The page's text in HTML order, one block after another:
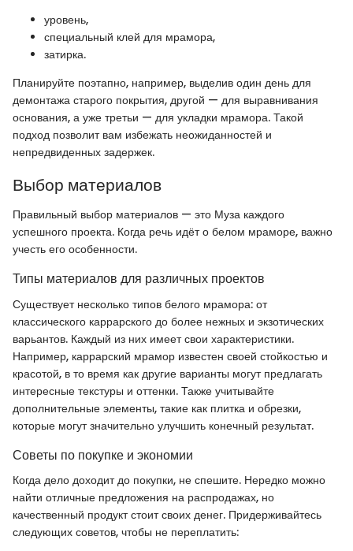
уровень,
специальный клей для мрамора,
затирка.
Планируйте поэтапно, например, выделив один день для
демонтажа старого покрытия, другой — для выравнивания
основания, а уже третьи — для укладки мрамора. Такой
подход позволит вам избежать неожиданностей и
непредвиденных задержек.
Выбор материалов
Правильный выбор материалов — это Муза каждого
успешного проекта. Когда речь идёт о белом мраморе, важно
учесть его особенности.
Типы материалов для различных проектов
Существует несколько типов белого мрамора: от
классического каррарского до более нежных и экзотических
варьантов. Каждый из них имеет свои характеристики.
Например, каррарский мрамор известен своей стойкостью и
красотой, в то время как другие варианты могут предлагать
интересные текстуры и оттенки. Также учитывайте
дополнительные элементы, такие как плитка и обрезки,
которые могут значительно улучшить конечный результат.
Советы по покупке и экономии
Когда дело доходит до покупки, не спешите. Нередко можно
найти отличные предложения на распродажах, но
качественный продукт стоит своих денег. Придерживайтесь
следующих советов, чтобы не переплатить: